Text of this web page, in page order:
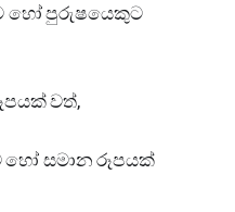
හෝ පුරුෂයෙකුට
වත්,
හෝ සමාන රූපයක්